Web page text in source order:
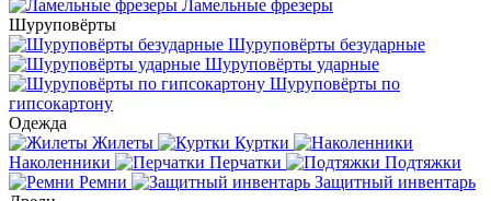
Ламельные фрезеры
Шуруповёрты
Шуруповёрты безударные
Шуруповёрты ударные
Шуруповёрты по
гипсокартону
Одежда
Жилеты
Куртки
Наколенники
Перчатки
Подтяжки
Ремни
Защитный инвентарь